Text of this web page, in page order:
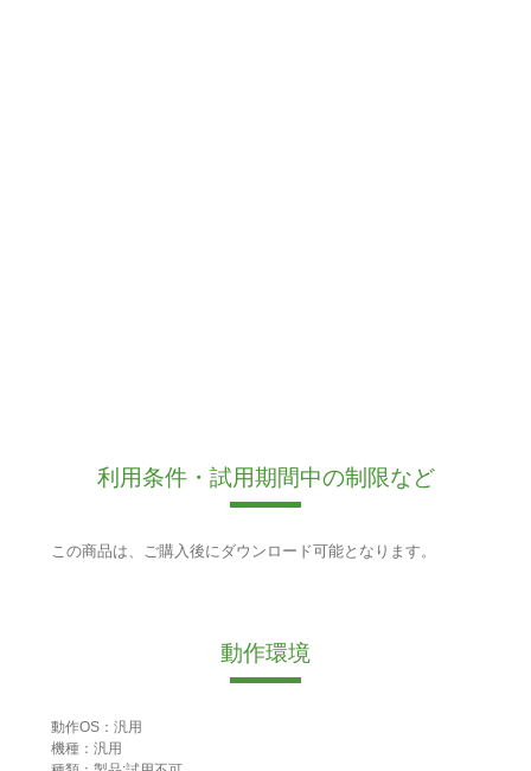
利用条件・試用期間中の制限など
この商品は、ご購入後にダウンロード可能となります。
動作環境
動作OS：汎用
機種：汎用